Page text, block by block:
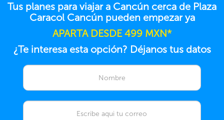
Tus planes para viajar a Cancún cerca de Plaza
Caracol Cancún pueden empezar ya
APARTA DESDE 499 MXN*
¿Te interesa esta opción? Déjanos tus datos